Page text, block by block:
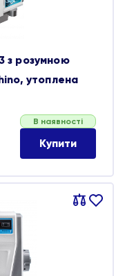
з розумною
утоплена
В наявності
Купити
Порівняти
В